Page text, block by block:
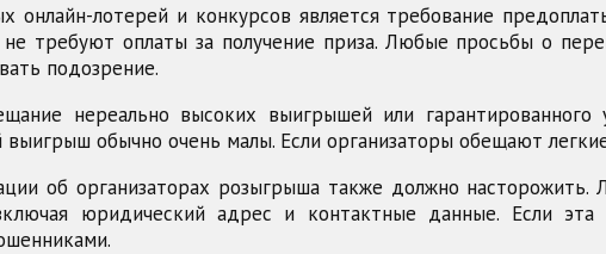
лотерей и конкурсов является требование
требуют оплаты за получение приза. Любые просьбы о
подозрение.
нереально высоких выигрышей или
обычно очень малы. Если организаторы обещают
об организаторах розыгрыша также должно
юридический адрес и контактные данные. Если